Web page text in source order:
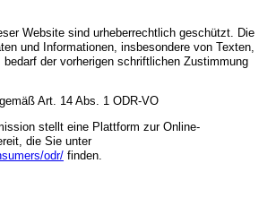
Website sind urheberrechtlich geschützt. Die
und Informationen, insbesondere von Texten,
bedarf der vorherigen schriftlichen Zustimmung
Art. 14 Abs. 1 ODR-VO
stellt eine Plattform zur Online-
die Sie unter
odr/ finden.